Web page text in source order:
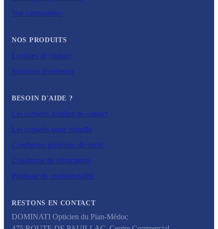
Vos commandes
NOS PRODUITS
Lentilles de contact
Solutions d'entretien
BESOIN D'AIDE ?
Les conseils lentilles de contact
Les conseils santé visuelle
Conditions générales de vente
Conditions de rétractation
Politique de confidentialité
RESTONS EN CONTACT
DOMINATI Opticien du Pian-Médoc